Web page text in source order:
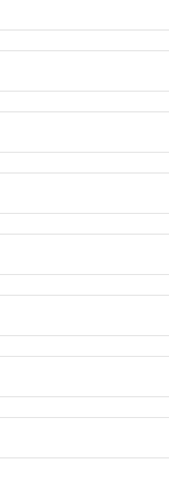
possono
movimento di
la parola o
è la
edema,
cerebrale
, anemia
,tumorali,
, come le
il medico
ridotto o
l'angio
cerebrale
un
una
luogo a
malattia è,
una disabilità
cerebrale
colpisce in